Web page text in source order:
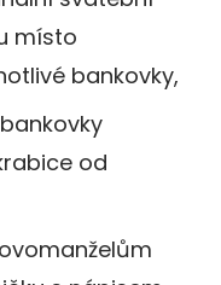
místo
bankovky,
od